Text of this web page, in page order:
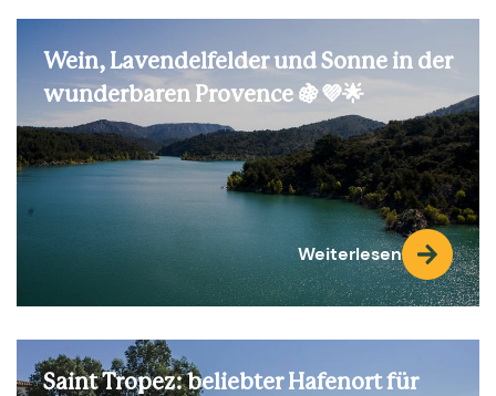
Wein, Lavendelfelder und Sonne in der
wunderbaren Provence 🍇💜🌟
Weiterlesen
Saint Tropez: beliebter Hafenort für